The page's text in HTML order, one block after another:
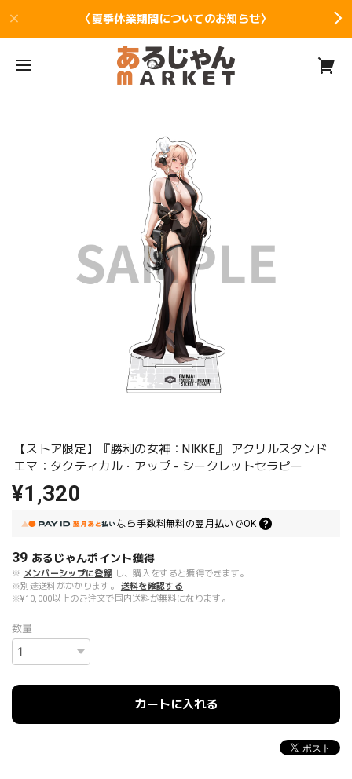
〈夏季休業期間についてのお知らせ〉
【ストア限定】『勝利の女神：NIKKE』 アクリルスタンド
エマ：タクティカル・アップ - シークレットセラピー
¥1,320
なら 手数料無料の翌月払いでOK
39 あるじゃんポイント獲得
※ メンバーシップに登録 し、購入をすると獲得できます。
※別途送料がかかります。
送料を確認する
※¥10,000以上のご注文で国内送料が無料になります。
数量
カートに入れる